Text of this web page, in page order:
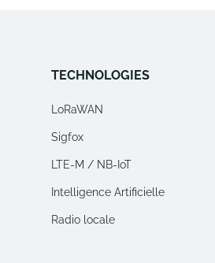
TECHNOLOGIES
LoRaWAN
Sigfox
LTE-M / NB-IoT
Intelligence Artificielle
Radio locale